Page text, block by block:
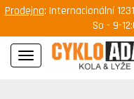
Prodejna: Internacionální
So - 9-
Navigace